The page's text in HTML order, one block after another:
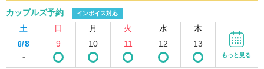
カップルズ予約 インボイス対応
土 日 月 火 水 木
8/8
-
9 10 11 12 13
もっと見る